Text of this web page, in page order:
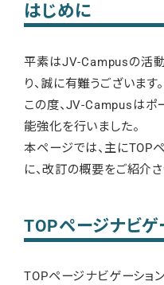
はじめに
平素はJV-Campusの活
り、誠に有難うございます。
この度、JV-Campusはポ
能強化を行いました。
本ページでは、主にTOP
に、改訂の概要をご紹介さ
TOPページナビゲ
TOPページナビゲーショ